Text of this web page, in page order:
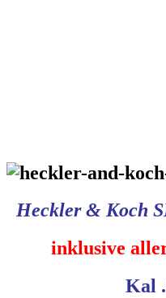
Heckler & Koch
inklusive
Kal